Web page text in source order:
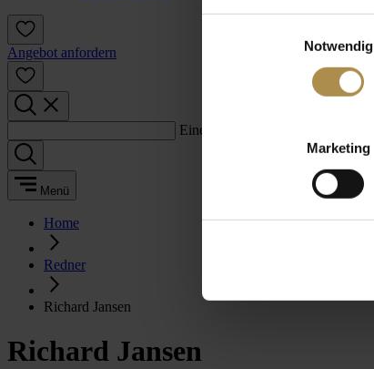
Notwendig
Marketing
Angebot anfordern
Einen Suchbegriff eingeben:
Menü
Home
Redner
Richard Jansen
Richard Jansen